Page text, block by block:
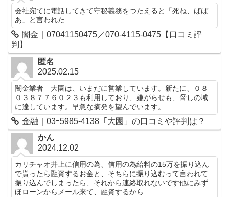
会社宛てに電話してきて守秘義務をつたえると「死ね、ばば
あ」と言われた
闇金｜07041150475／070-4115-0475【口コミ評
判】
匿名
2025.02.15
闇金業者 大園は、いまだに営業しています。新たに、０８
０３８７７６０２３も利用しており、嫌がらせも、脅しの域
に達しています。早急な摘発を望んでいます。
金融｜03ｰ5985-4138「大園」の口コミや評判は？
かん
2024.12.02
カリチャオ井上に信用の為、信用の為給料の15万を振り込ん
で貰ったら融資するお金と、そちらに振り込むって言われて
振り込んでしまったら、それから連絡取れないです他にみず
ほローンからメール来て、融資するから...